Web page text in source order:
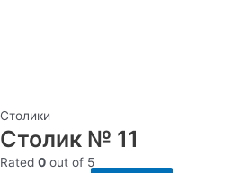
Столики
Столик № 11
Rated 0 out of 5